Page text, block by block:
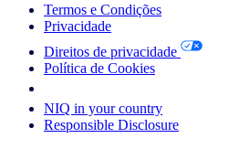
Termos e Condições
Privacidade
Direitos de privacidade
Política de Cookies
NIQ in your country
Responsible Disclosure